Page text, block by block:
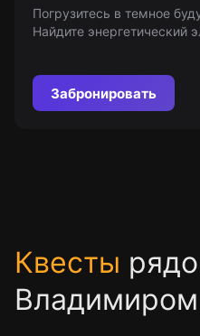
Погрузитесь в темное
Найдите энергетический
Забронировать
Квесты
Владимиром